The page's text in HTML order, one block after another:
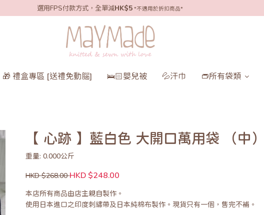
選用FPS付款方式，全單減HK$5 *不適用於折扣商品*
🎁 禮盒專區 [送禮免動腦] 🛌🏻嬰兒被 💦汗巾 👝所有袋類
【 心跡 】藍白色 大開口萬用袋 （中）
重量: 0.000公斤
HKD $268.00HKD $248.00
本店所有商品由店主親自製作。
使用日本進口之印度刺繡帶及日本純棉布製作。現貨只有一個，售完不補。